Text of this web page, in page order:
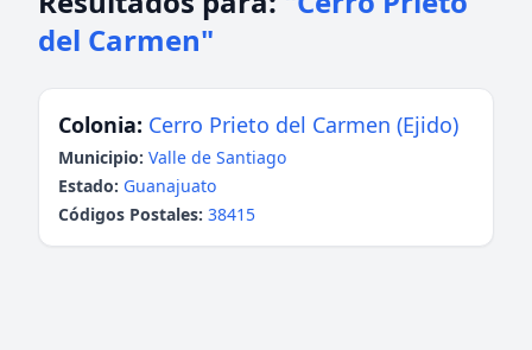
del Carmen"
Colonia: Cerro Prieto del Carmen (Ejido)
Municipio: Valle de Santiago
Estado: Guanajuato
Códigos Postales: 38415